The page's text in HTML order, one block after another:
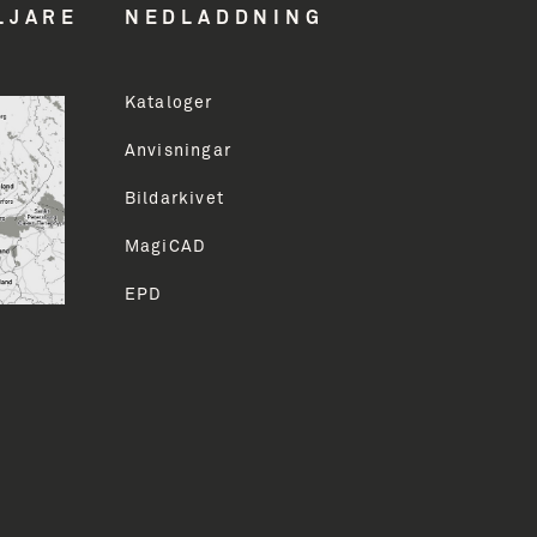
NEDLADDNING
Kataloger
Anvisningar
Bildarkivet
MagiCAD
EPD